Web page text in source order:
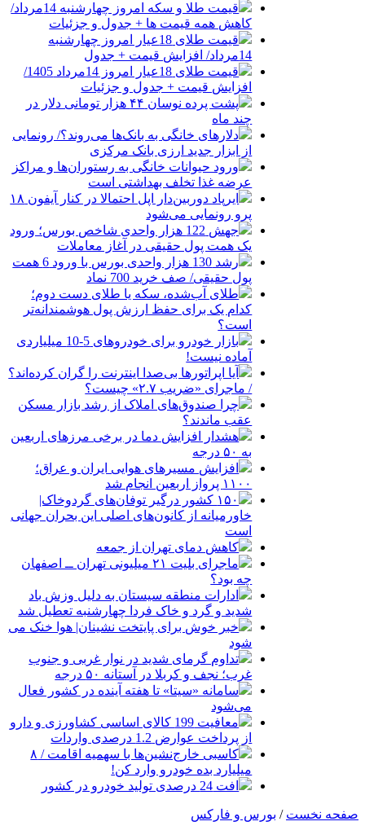
قیمت طلا و سکه امروز چهارشنبه 14مرداد/
کاهش همه قیمت ها + جدول و جزئیات
قیمت طلای 18عیار امروز چهارشنبه
14مرداد/ افزایش قیمت + جدول
قیمت طلای 18عیار امروز 14مرداد 1405/
افزایش قیمت + جدول و جزئیات
پشت پرده نوسان ۴۴ هزار تومانی دلار در
چند ماه
دلارهای خانگی به بانک‌ها می‌روند؟/ رونمایی
از ابزار جدید ارزی بانک مرکزی
ورود حیوانات خانگی به رستوران‌ها و مراکز
عرضه غذا تخلف بهداشتی است
ایرپاد دوربین‌دار اپل احتمالا در کنار آیفون ۱۸
پرو رونمایی می‌شود
جهش 122 هزار واحدی شاخص بورس؛ ورود
یک همت پول حقیقی در آغاز معاملات
رشد 130 هزار واحدی بورس با ورود 6 همت
پول حقیقی/ صف خرید 700 نماد
طلای آب‌شده، سکه یا طلای دست دوم؛
کدام یک برای حفظ ارزش پول هوشمندانه‌تر
است؟
بازار خودرو برای خودروهای 5-10 میلیاردی
آماده نیست!
آیا اپراتورها بی‌صدا اینترنت را گران کرده‌اند؟
/ ماجرای «ضریب ۲.۷» چیست؟
چرا صندوق‌های املاک از رشد بازار مسکن
عقب ماندند؟
هشدار افزایش دما در برخی مرزهای اربعین
به ۵۰ درجه
افزایش مسیرهای هوایی ایران و عراق؛
۱۱۰۰ پرواز اربعین انجام شد
۱۵۰ کشور درگیر توفان‌های گردوخاک|
خاورمیانه از کانون‌های اصلی این بحران جهانی
است
کاهش دمای تهران از جمعه
ماجرای بلیت ۲۱ میلیونی تهران ــ اصفهان
چه بود؟
ادارات منطقه سیستان به دلیل وزش باد
شدید و گرد و خاک فردا چهارشنبه تعطیل شد
خبر خوش برای پایتخت نشینان| هوا خنک می
شود
تداوم گرمای شدید در نوار غربی و جنوب
غرب؛ نجف و کربلا در آستانه ۵۰ درجه
سامانه «سیتا» تا هفته آینده در کشور فعال
می‌شود
معافیت 199 کالای اساسی کشاورزی و دارو
از پرداخت عوارض 1.2 درصدی واردات
کاسبی خارج‌نشین‌ها با سهمیه اقامت / ۸
میلیارد بده خودرو وارد کن!
افت 24 درصدی تولید خودرو در کشور
صفحه نخست / بورس و فارکس